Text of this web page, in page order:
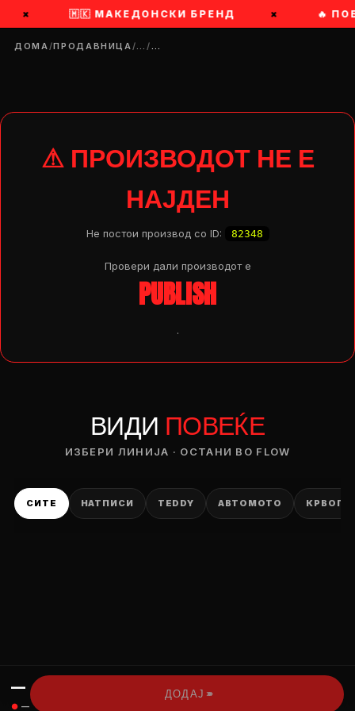
× 🇲🇰 МАКЕДОНСКИ БРЕНД × 🔥
ДОМА/ПРОДАВНИЦА/…/…
⚠ ПРОИЗВОДОТ НЕ Е
НАЈДЕН
Не постои производ со ID: 82348
Провери дали производот e
PUBLISH
.
ВИДИ ПОВЕЌЕ
ИЗБЕРИ ЛИНИЈА · ОСТАНИ ВО FLOW
СИТЕ НАТПИСИ TEDDY АВТОМОТО
—
● —
ДОДАЈ ›››